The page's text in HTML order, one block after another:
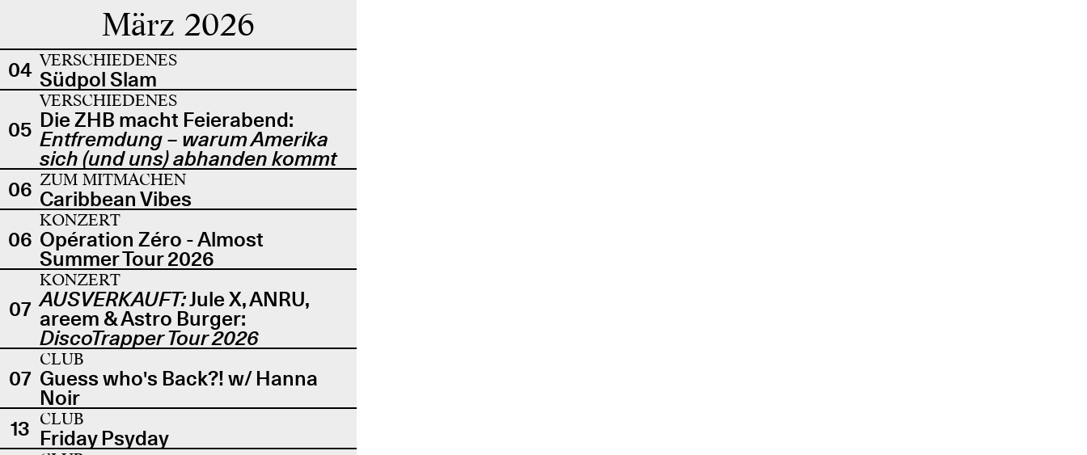
März 2026
04 VERSCHIEDENES
Südpol Slam
05
VERSCHIEDENES
Die ZHB macht Feierabend:
Entfremdung – warum Amerika
sich (und uns) abhanden kommt
06 ZUM MITMACHEN
Caribbean Vibes
06
KONZERT
Opération Zéro - Almost
Summer Tour 2026
07
KONZERT
AUSVERKAUFT:Jule X, ANRU,
areem & Astro Burger:
DiscoTrapper Tour 2026
07
CLUB
Guess who's Back?! w/ Hanna
Noir
13 CLUB
Friday Psyday